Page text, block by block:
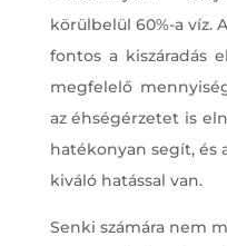
körülbelül 60%-a víz.
fontos a kiszáradás
megfelelő
az éhségérzetet is
hatékonyan segít, és
kiváló hatással van.
Senki számára nem